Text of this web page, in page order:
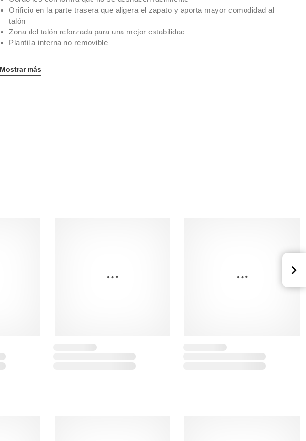
Orificio en la parte trasera que aligera el zapato y aporta mayor comodidad al
talón
Zona del talón reforzada para una mejor estabilidad
Plantilla interna no removible
Mostrar más